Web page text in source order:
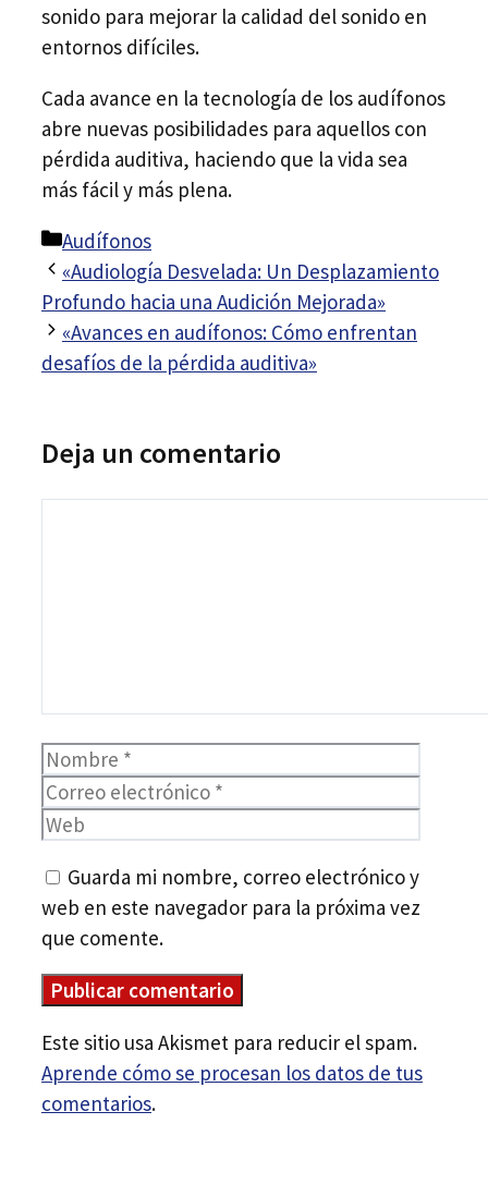
sonido para mejorar la calidad del sonido en
entornos difíciles.
Cada avance en la tecnología de los audífonos
abre nuevas posibilidades para aquellos con
pérdida auditiva, haciendo que la vida sea
más fácil y más plena.
Categorías
Audífonos
Navegación
de
entradas
«Audiología Desvelada: Un Desplazamiento
Profundo hacia una Audición Mejorada»
«Avances en audífonos: Cómo enfrentan
desafíos de la pérdida auditiva»
Deja un comentario
Nombre
Guarda mi nombre, correo electrónico y
web en este navegador para la próxima vez
que comente.
Este sitio usa Akismet para reducir el spam.
Aprende cómo se procesan los datos de tus
comentarios.